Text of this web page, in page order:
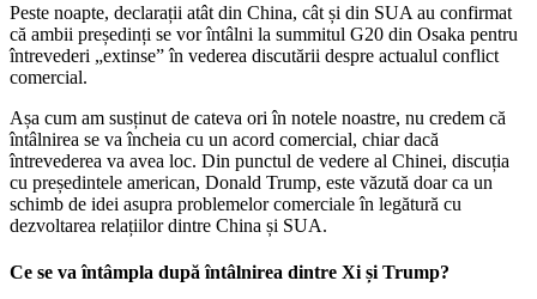
Peste noapte, declarații atât din China, cât și din SUA au confirmat
că ambii președinți se vor întâlni la summitul G20 din Osaka pentru
întrevederi „extinse” în vederea discutării despre actualul conflict
comercial.
Așa cum am susținut de cateva ori în notele noastre, nu credem că
întâlnirea se va încheia cu un acord comercial, chiar dacă
întrevederea va avea loc. Din punctul de vedere al Chinei, discuția
cu președintele american, Donald Trump, este văzută doar ca un
schimb de idei asupra problemelor comerciale în legătură cu
dezvoltarea relațiilor dintre China și SUA.
Ce se va întâmpla după întâlnirea dintre Xi și Trump?